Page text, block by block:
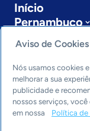
Início
Pernambuco
Sobre a ASN
Últimas
Entre em
Editorias
Economia &
Inovação &
Aviso de Cookies
Nós usamos cookies
melhorar a sua
publicidade e
nossos serviços,
em nossa
Política